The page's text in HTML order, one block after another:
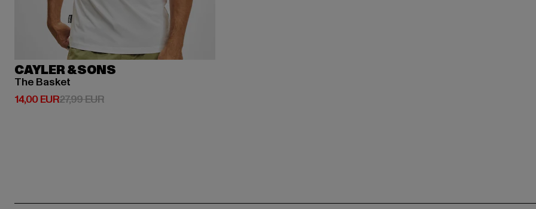
CAYLER & SONS
The Basket
14,00 EUR
Ajankohtainen hinta: 14,00 EUR
27,99 EURKampanjahinta: 27,99 EUR